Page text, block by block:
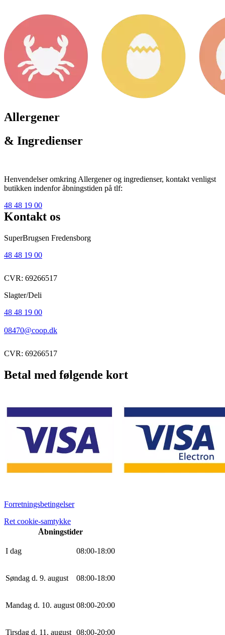
Allergener
& Ingredienser
Henvendelser omkring Allergener og ingredienser, kontakt venligst
butikken indenfor åbningstiden på tlf:
48 48 19 00
Kontakt os
SuperBrugsen Fredensborg
48 48 19 00
CVR: 69266517
Slagter/Deli
48 48 19 00
08470@coop.dk
CVR: 69266517
Betal med følgende kort
Forretningsbetingelser
Ret cookie-samtykke
Åbningstider
I dag 08:00-18:00
Søndag d. 9. august 08:00-18:00
Mandag d. 10. august 08:00-20:00
Tirsdag d. 11. august 08:00-20:00